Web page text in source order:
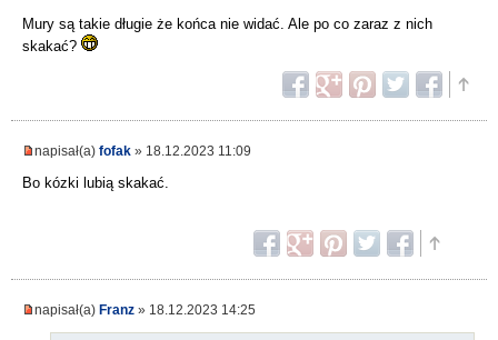
Mury są takie długie że końca nie widać. Ale po co zaraz z nich
skakać?
napisał(a) fofak » 18.12.2023 11:09
Bo kózki lubią skakać.
napisał(a) Franz » 18.12.2023 14:25